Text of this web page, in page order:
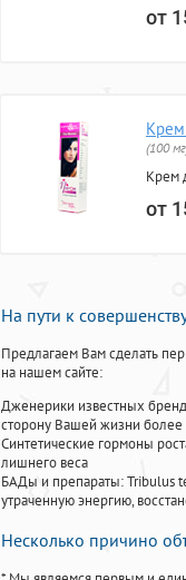
от
(100
Крем
от
На пути к
Предлагаем Вам сделать
на нашем сайте:
Дженерики известных
сторону Вашей жизни
Синтетические гормоны
лишнего веса
БАДы и препараты:Tribulus
утраченную энергию,
Несколько причино